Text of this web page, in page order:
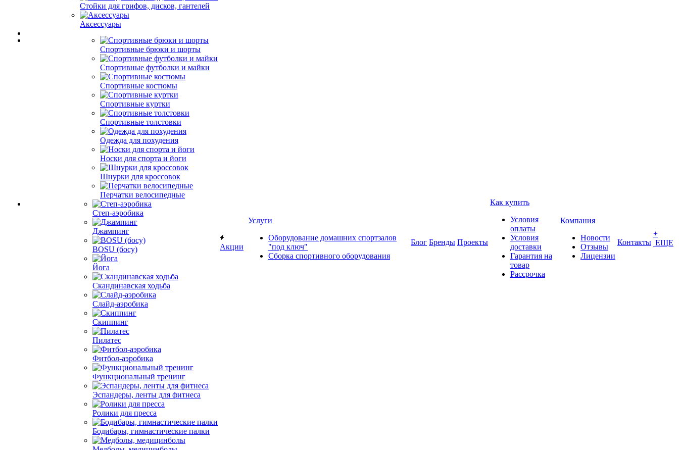
Стойки для грифов, дисков, гантелей
Аксессуары
Спортивные брюки и шорты
Спортивные футболки и майки
Спортивные костюмы
Спортивные куртки
Спортивные толстовки
Одежда для похудения
Носки для спорта и йоги
Шнурки для кроссовок
Перчатки велосипедные
Степ-аэробика
Джампинг
BOSU (босу)
Йога
Скандинавская ходьба
Слайд-аэробика
Скиппинг
Пилатес
Фитбол-аэробика
Функциональный тренинг
Эспандеры, ленты для фитнеса
Ролики для пресса
Бодибары, гимнастические палки
Акции
Услуги
Оборудование домашних спортзалов
"под ключ"
Сборка спортивного оборудования
Блог Бренды Проекты
Как купить
Условия
оплаты
Условия
доставки
Гарантия на
товар
Рассрочка
Компания
Новости
Отзывы
Лицензии
Контакты
+
ЕЩЕ